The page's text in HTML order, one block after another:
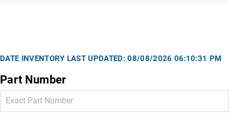
DATE INVENTORY LAST UPDATED: 08/08/2026 06:10:31 PM
Part Number